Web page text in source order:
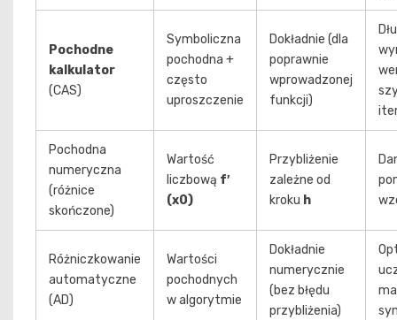
Pochodne
kalkulator
(CAS)
Symboliczna
pochodna +
często
uproszczenie
Dokładnie (dla
poprawnie
wprowadzonej
funkcji)
Pochodna
numeryczna
(różnice
skończone)
Wartość
liczbową f′
(x0)
Przybliżenie
zależne od
kroku h
Różniczkowanie
automatyczne
(AD)
Wartości
pochodnych
w algorytmie
Dokładnie
numerycznie
(bez błędu
przybliżenia)